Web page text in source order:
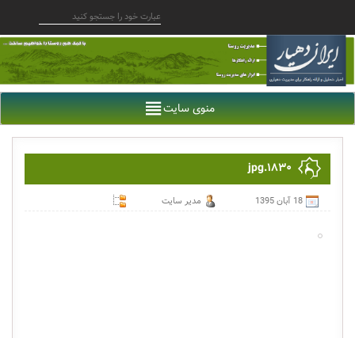
منوی سایت
۱۸۳۰.jpg
18 آبان 1395 مدیر سایت